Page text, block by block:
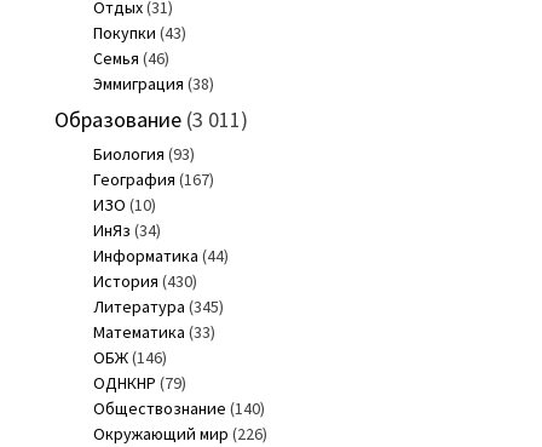
Отдых(31)
Покупки (43)
Семья (46)
Эммиграция (38)
Образование(3 011)
Биология (93)
География (167)
ИЗО (10)
ИнЯз (34)
Информатика (44)
История (430)
Литература (345)
Математика (33)
ОБЖ(146)
ОДНКНР (79)
Обществознание (140)
Окружающий мир (226)